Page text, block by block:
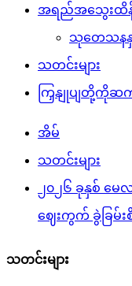
အရည်အသွေးထိန်
သုတေသနနှ
သတင်းများ
ကြှနျုပျတို့ကိုဆ
အိမ်
သတင်းများ
၂၀၂၆ ခုနှစ် မ
ဈေးကွက် ခွဲခြမ်း
သတင်းများ